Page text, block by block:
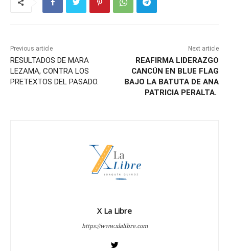
Previous article
RESULTADOS DE MARA
LEZAMA, CONTRA LOS
PRETEXTOS DEL PASADO.
Next article
REAFIRMA LIDERAZGO
CANCÚN EN BLUE FLAG
BAJO LA BATUTA DE ANA
PATRICIA PERALTA.
X La Libre
https://www.xlalibre.com